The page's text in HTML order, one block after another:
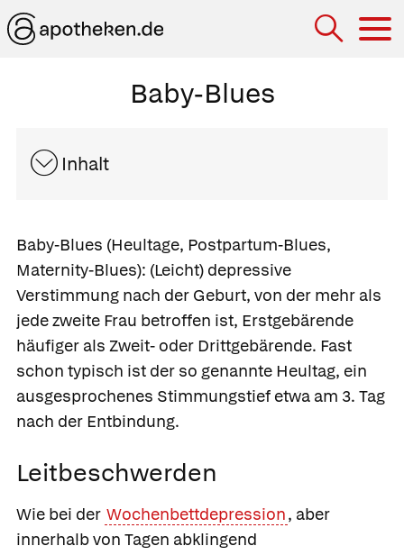
Baby-Blues
Inhalt
Baby-Blues (Heultage, Postpartum-Blues,
Maternity-Blues): (Leicht) depressive
Verstimmung nach der Geburt, von der mehr als
jede zweite Frau betroffen ist, Erstgebärende
häufiger als Zweit- oder Drittgebärende. Fast
schon typisch ist der so genannte Heultag, ein
ausgesprochenes Stimmungstief etwa am 3. Tag
nach der Entbindung.
Leitbeschwerden
Wie bei der Wochenbettdepression, aber
innerhalb von Tagen abklingend